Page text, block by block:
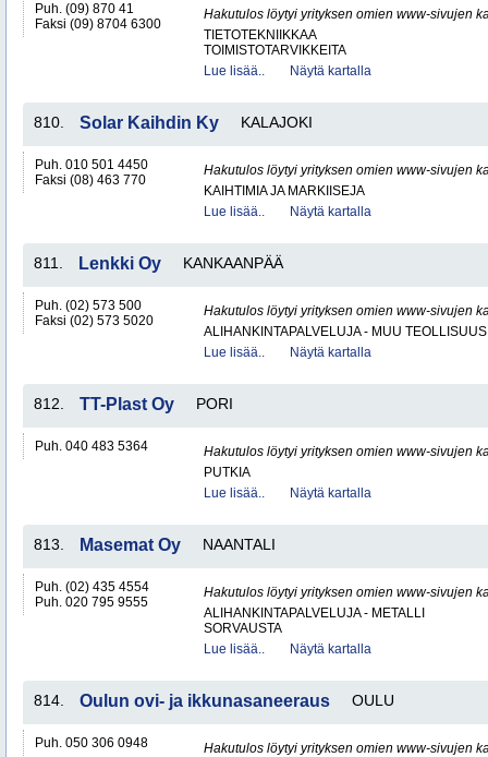
Puh. (09) 870 41
Faksi (09) 8704 6300
Hakutulos löytyi yrityksen omien www-sivujen
TIETOTEKNIIKKAA
TOIMISTOTARVIKKEITA
Lue lisää..
Näytä kartalla
810. Solar Kaihdin Ky KALAJOKI
Puh. 010 501 4450
Faksi (08) 463 770
Hakutulos löytyi yrityksen omien www-sivujen
KAIHTIMIA JA MARKIISEJA
Lue lisää..
Näytä kartalla
811. Lenkki Oy KANKAANPÄÄ
Puh. (02) 573 500
Faksi (02) 573 5020
Hakutulos löytyi yrityksen omien www-sivujen
ALIHANKINTAPALVELUJA - MUU TEOLLISUUS
Lue lisää..
Näytä kartalla
812. TT-Plast Oy PORI
Puh. 040 483 5364
Hakutulos löytyi yrityksen omien www-sivujen
PUTKIA
Lue lisää..
Näytä kartalla
813. Masemat Oy NAANTALI
Puh. (02) 435 4554
Puh. 020 795 9555
Hakutulos löytyi yrityksen omien www-sivujen
ALIHANKINTAPALVELUJA - METALLI
SORVAUSTA
Lue lisää..
Näytä kartalla
814. Oulun ovi- ja ikkunasaneeraus OULU
Puh. 050 306 0948
Hakutulos löytyi yrityksen omien www-sivujen